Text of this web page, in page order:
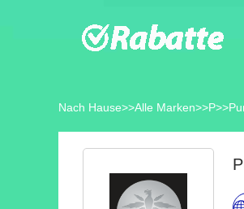
Nach Hause>>Alle Marken>>P>>